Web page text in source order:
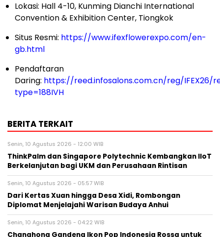
Lokasi: Hall 4-10, Kunming Dianchi International
Convention & Exhibition Center, Tiongkok
Situs Resmi: https://www.ifexflowerexpo.com/en-
gb.html
Pendaftaran
Daring: https://reed.infosalons.com.cn/reg/IFEX26/
type=188IVH
BERITA TERKAIT
Senin, 10 Agustus 2026 - 12:00 WIB
ThinkPalm dan Singapore Polytechnic Kembangkan IIoT
Berkelanjutan bagi UKM dan Perusahaan Rintisan
Senin, 10 Agustus 2026 - 05:57 WIB
Dari Kertas Xuan hingga Desa Xidi, Rombongan
Diplomat Menjelajahi Warisan Budaya Anhui
Senin, 10 Agustus 2026 - 04:22 WIB
Changhong Gandeng Ikon Pop Indonesia Rossa untuk